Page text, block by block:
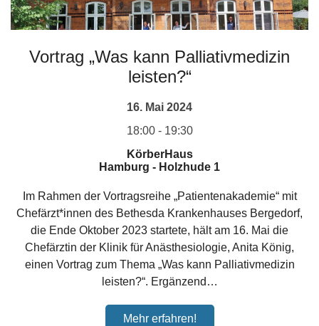
Vortrag „Was kann Palliativmedizin
leisten?“
16. Mai 2024
18:00 - 19:30
KörberHaus
Hamburg - Holzhude 1
Im Rahmen der Vortragsreihe „Patientenakademie“ mit
Chefärzt*innen des Bethesda Krankenhauses Bergedorf,
die Ende Oktober 2023 startete, hält am 16. Mai die
Chefärztin der Klinik für Anästhesiologie, Anita König,
einen Vortrag zum Thema „Was kann Palliativmedizin
leisten?“. Ergänzend…
Mehr erfahren!